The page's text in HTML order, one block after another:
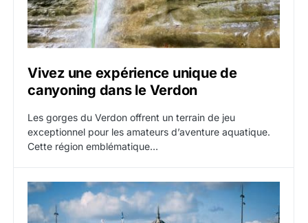
Vivez une expérience unique de
canyoning dans le Verdon
Les gorges du Verdon offrent un terrain de jeu
exceptionnel pour les amateurs d’aventure aquatique.
Cette région emblématique…